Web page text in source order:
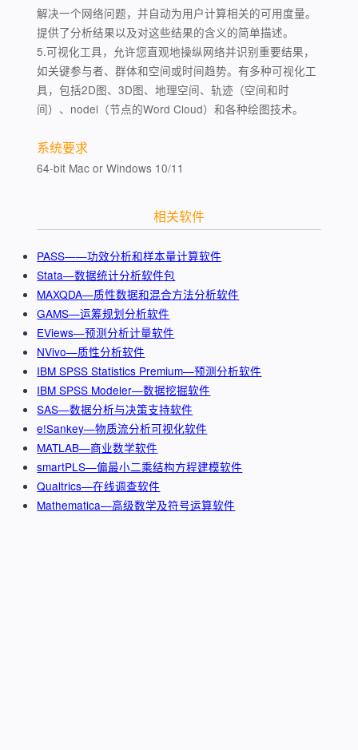
解决一个网络问题，并自动为用户计算相关的可用度量。
提供了分析结果以及对这些结果的含义的简单描述。
5.可视化工具，允许您直观地操纵网络并识别重要结果，
如关键参与者、群体和空间或时间趋势。有多种可视化工
具，包括2D图、3D图、地理空间、轨迹（空间和时
间）、nodel（节点的Word Cloud）和各种绘图技术。
系统要求
64-bit Mac or Windows 10/11
相关软件
PASS——功效分析和样本量计算软件
Stata—数据统计分析软件包
MAXQDA—质性数据和混合方法分析软件
GAMS—运筹规划分析软件
EViews—预测分析计量软件
NVivo—质性分析软件
IBM SPSS Statistics Premium—预测分析软件
IBM SPSS Modeler—数据挖掘软件
SAS—数据分析与决策支持软件
e!Sankey—物质流分析可视化软件
MATLAB—商业数学软件
smartPLS—偏最小二乘结构方程建模软件
Qualtrics—在线调查软件
Mathematica—高级数学及符号运算软件